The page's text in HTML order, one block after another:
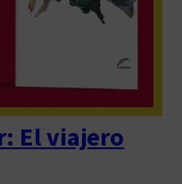
El viajero